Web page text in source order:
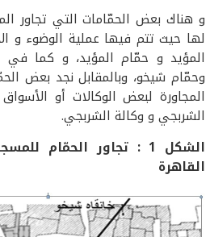
و هناك بعض الحمّامات التي تجاور
لها حيث تتم فيها عملية الوضوء و
المؤيد و حمّام المؤيد، و كما في
وحمّام شيخو، وبالمقابل نجد بعض
المجاورة لبعض الوكالات أو
الشربجي و وكالة الشربجي.
الشكل 1 : تجاور الحمّام
القاهرة